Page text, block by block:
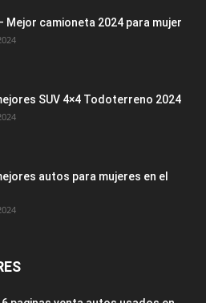
Mejor camioneta 2024 para mujer
SUV 4×4 Todoterreno 2024
autos para mujeres en el